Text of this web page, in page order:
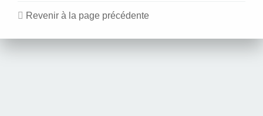
Revenir à la page précédente